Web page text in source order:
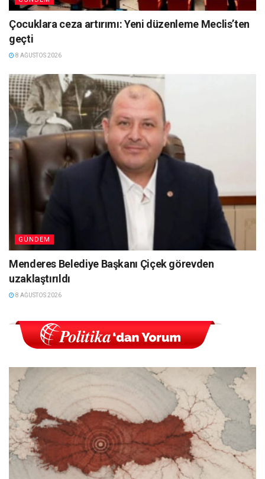
Çocuklara ceza artırımı: Yeni düzenleme Meclis’ten
geçti
8 AĞUSTOS 2026
GÜNDEM
Menderes Belediye Başkanı Çiçek görevden
uzaklaştırıldı
8 AĞUSTOS 2026